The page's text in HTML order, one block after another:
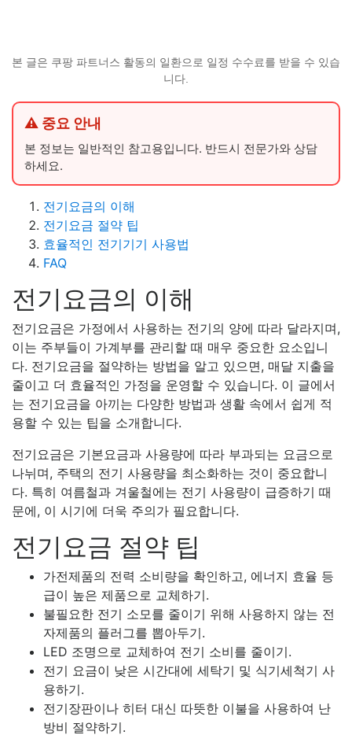
본 글은 쿠팡 파트너스 활동의 일환으로 일정 수수료를 받을 수 있습
니다.
⚠ 중요 안내
본 정보는 일반적인 참고용입니다. 반드시 전문가와 상담
하세요.
전기요금의 이해
전기요금 절약 팁
효율적인 전기기기 사용법
FAQ
전기요금의 이해
전기요금은 가정에서 사용하는 전기의 양에 따라 달라지며,
이는 주부들이 가계부를 관리할 때 매우 중요한 요소입니
다. 전기요금을 절약하는 방법을 알고 있으면, 매달 지출을
줄이고 더 효율적인 가정을 운영할 수 있습니다. 이 글에서
는 전기요금을 아끼는 다양한 방법과 생활 속에서 쉽게 적
용할 수 있는 팁을 소개합니다.
전기요금은 기본요금과 사용량에 따라 부과되는 요금으로
나뉘며, 주택의 전기 사용량을 최소화하는 것이 중요합니
다. 특히 여름철과 겨울철에는 전기 사용량이 급증하기 때
문에, 이 시기에 더욱 주의가 필요합니다.
전기요금 절약 팁
가전제품의 전력 소비량을 확인하고, 에너지 효율 등
급이 높은 제품으로 교체하기.
불필요한 전기 소모를 줄이기 위해 사용하지 않는 전
자제품의 플러그를 뽑아두기.
LED 조명으로 교체하여 전기 소비를 줄이기.
전기 요금이 낮은 시간대에 세탁기 및 식기세척기 사
용하기.
전기장판이나 히터 대신 따뜻한 이불을 사용하여 난
방비 절약하기.